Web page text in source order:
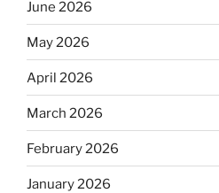
June 2026
May 2026
April 2026
March 2026
February 2026
January 2026